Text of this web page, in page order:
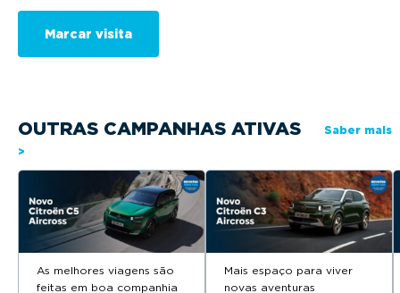
OUTRAS CAMPANHAS ATIVAS
Saber mais
>
As melhores viagens são
feitas em boa companhia
Mais espaço para viver
novas aventuras